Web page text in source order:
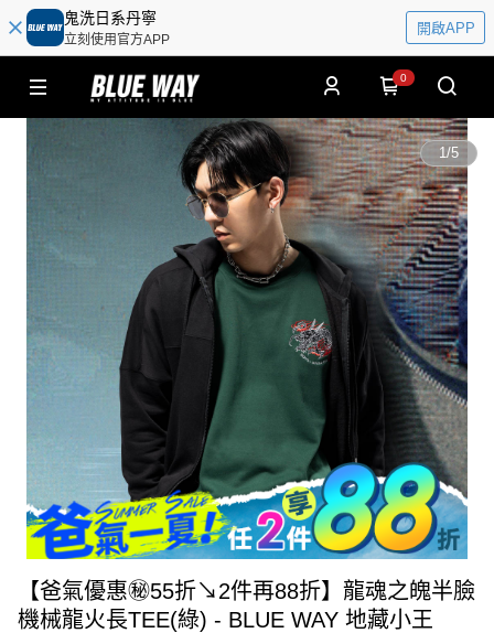
鬼洗日系丹寧
立刻使用官方APP
開啟APP
0
1/5
【爸氣優惠㊙55折↘2件再88折】龍魂之魄半臉
機械龍火長TEE(綠) - BLUE WAY 地藏小王